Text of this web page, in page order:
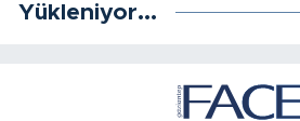
Yükleniyor...